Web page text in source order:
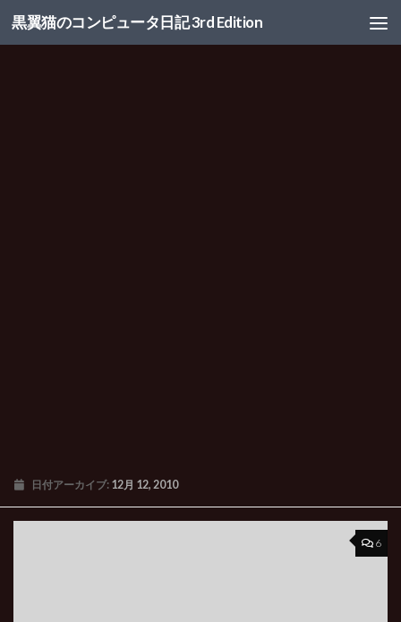
コンテンツへスキップ
黒翼猫のコンピュータ日記 3rd Edition
日付アーカイブ: 12月 12, 2010
6